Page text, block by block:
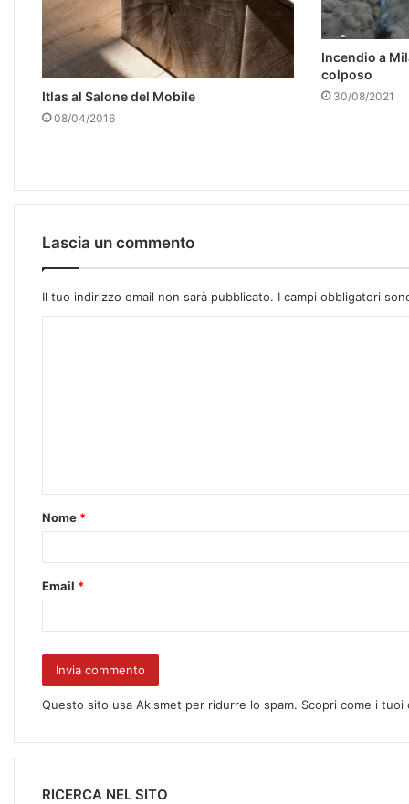
Itlas al Salone del Mobile
08/04/2016
Incendio a
colposo
30/08/2021
Lascia un commento
Il tuo indirizzo email non sarà pubblicato. I campi obbligatori
Nome *
Email *
Questo sito usa Akismet per ridurre lo spam. Scopri come i
RICERCA NEL SITO